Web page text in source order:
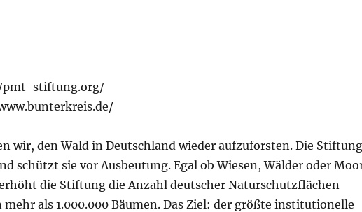
pmt-stiftung.org/
wir, den Wald in Deutschland wieder aufzuforsten. Die Stiftung
schützt sie vor Ausbeutung. Egal ob Wiesen, Wälder oder
die Stiftung die Anzahl deutscher Naturschutzflächen
als 1.000.000 Bäumen. Das Ziel: der größte institutionelle